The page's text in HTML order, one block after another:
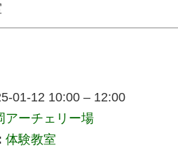
01-12 10:00 – 12:00
アーチェリー場
体験教室